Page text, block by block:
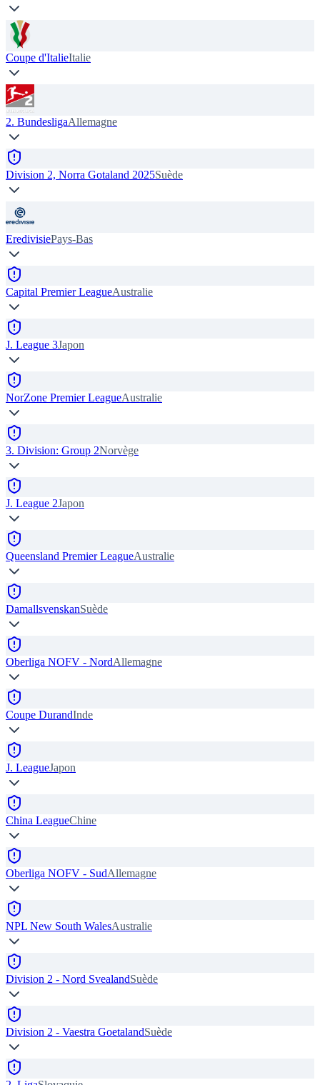
Coupe d'ItalieItalie
2. BundesligaAllemagne
Division 2, Norra Gotaland 2025Suède
EredivisiePays-Bas
Capital Premier LeagueAustralie
J. League 3Japon
NorZone Premier LeagueAustralie
3. Division: Group 2Norvège
J. League 2Japon
Queensland Premier LeagueAustralie
DamallsvenskanSuède
Oberliga NOFV - NordAllemagne
Coupe DurandInde
J. LeagueJapon
China LeagueChine
Oberliga NOFV - SudAllemagne
NPL New South WalesAustralie
Division 2 - Nord SvealandSuède
Division 2 - Vaestra GoetalandSuède